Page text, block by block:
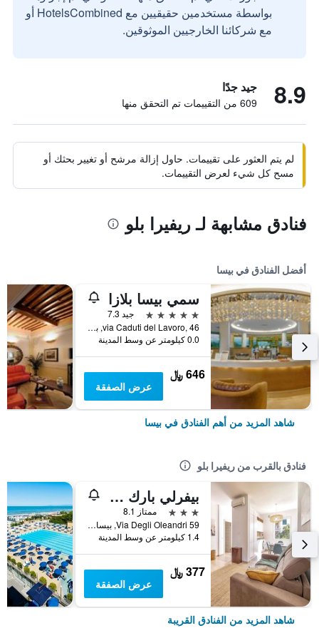
بواسطة مستخدمين حقيقيين مع HotelsCombined أو
مع شركائنا الخارجيين الموثوقين.
8.9 جيد جدًا
609 من التقييمات تم التحقق منها
لم يتم العثور على تقييمات. حاول إزالة مرشح أو تغيير بحثك أو
مسح كل شيء لعرض التقييمات.
فنادق مشابهة لـ ريفيرا بلو
أفضل الفنادق في بيسا
سمي بيسا بلازا
5 نجوم
جيد 7.3
via Caduti del Lavoro, 46, بيسا, توسكانا, إيطاليا
0.0 كيلومتر عن وسط المدينة
646 ﷼
عرض الصفقة
شاهد المزيد من أهم الفنادق في بيسا
فنادق بالقرب من ريفيرا بلو
بيفرلي بارك ريزيدنس
3 نجوم
ممتاز 8.1
Via Degli Oleandri 59, بيسا, توسكانا, إيطاليا
1.4 كيلومتر عن وسط المدينة
377 ﷼
عرض الصفقة
شاهد المزيد من الفنادق القريبة